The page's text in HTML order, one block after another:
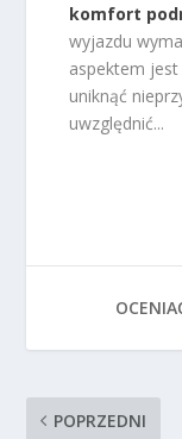
komfort
wyjazdu
aspektem
uniknąć
uwzględnić...
POPRZEDNI